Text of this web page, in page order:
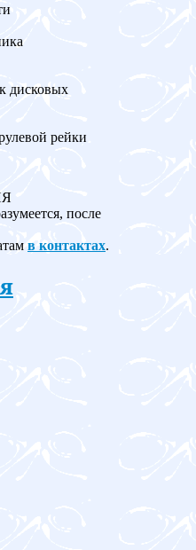
дисковых
рейки
после
в контактах.